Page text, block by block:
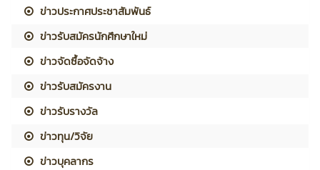
ข่าวประกาศประชาสัมพันธ์
ข่าวรับสมัครนักศึกษาใหม่
ข่าวจัดซื้อจัดจ้าง
ข่าวรับสมัครงาน
ข่าวรับรางวัล
ข่าวทุน/วิจัย
ข่าวบุคลากร